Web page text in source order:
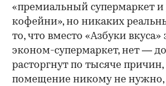
«премиальный супермаркет
кофейни», но никаких
то, что вместо «Азбуки вкуса»
эконом-супермаркет, нет —
расторгнут по тысяче причин,
помещение никому не нужно,